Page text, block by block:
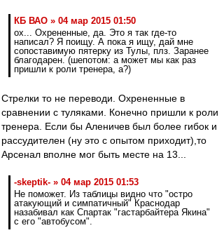
КБ ВАО » 04 мар 2015 01:50
ох... Охрененные, да. Это я так где-то
написал? Я поищу. А пока я ищу, дай мне
сопоставимую пятерку из Тулы, плз. Заранее
благодарен. (шепотом: а может мы как раз
пришли к роли тренера, а?)
Стрелки то не переводи. Охрененные в
сравнении с туляками. Конечно пришли к роли
тренера. Если бы Аленичев был более гибок и
рассудителен (ну это с опытом приходит),то
Арсенал вполне мог быть месте на 13...
-skeptik- » 04 мар 2015 01:53
Не поможет. Из таблицы видно что "остро
атакующий и симпатичный" Краснодар
назабивал как Спартак "гастарбайтера Якина"
с его "автобусом".